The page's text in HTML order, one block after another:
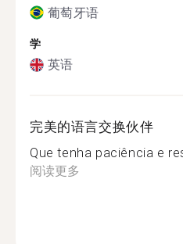
葡萄牙语
学
英语
完美的语言交换伙伴
Que tenha paciência e
阅读更多